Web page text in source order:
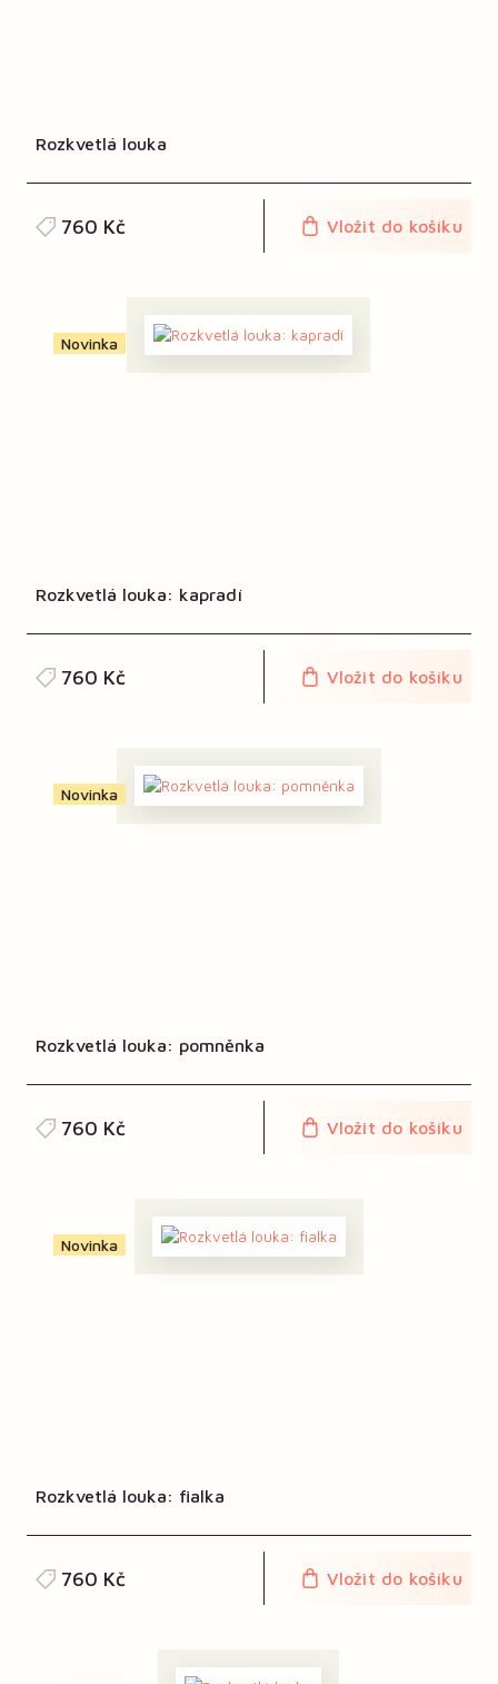
Rozkvetlá louka
760 Kč Vložit do košíku
Novinka
Rozkvetlá louka: kapradí
760 Kč Vložit do košíku
Novinka
Rozkvetlá louka: pomněnka
760 Kč Vložit do košíku
Novinka
Rozkvetlá louka: fialka
760 Kč Vložit do košíku